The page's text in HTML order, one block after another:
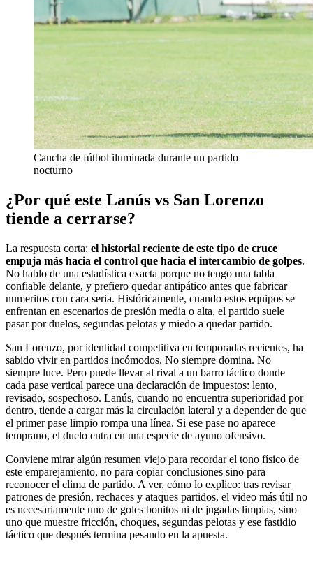
Cancha de fútbol iluminada durante un partido
nocturno
¿Por qué este Lanús vs San Lorenzo
tiende a cerrarse?
La respuesta corta: el historial reciente de este tipo de cruce
empuja más hacia el control que hacia el intercambio de golpes.
No hablo de una estadística exacta porque no tengo una tabla
confiable delante, y prefiero quedar antipático antes que fabricar
numeritos con cara seria. Históricamente, cuando estos equipos se
enfrentan en escenarios de presión media o alta, el partido suele
pasar por duelos, segundas pelotas y miedo a quedar partido.
San Lorenzo, por identidad competitiva en temporadas recientes, ha
sabido vivir en partidos incómodos. No siempre domina. No
siempre luce. Pero puede llevar al rival a un barro táctico donde
cada pase vertical parece una declaración de impuestos: lento,
revisado, sospechoso. Lanús, cuando no encuentra superioridad por
dentro, tiende a cargar más la circulación lateral y a depender de que
el primer pase limpio rompa una línea. Si ese pase no aparece
temprano, el duelo entra en una especie de ayuno ofensivo.
Conviene mirar algún resumen viejo para recordar el tono físico de
este emparejamiento, no para copiar conclusiones sino para
reconocer el clima de partido. A ver, cómo lo explico: tras revisar
patrones de presión, rechaces y ataques partidos, el video más útil no
es necesariamente uno de goles bonitos ni de jugadas limpias, sino
uno que muestre fricción, choques, segundas pelotas y ese fastidio
táctico que después termina pesando en la apuesta.